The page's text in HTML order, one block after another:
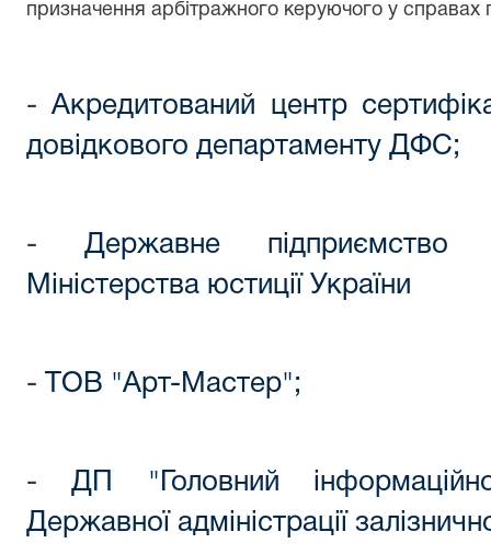
призначення арбітражного керуючого у справах
-Акредитований центр
довідкового департаменту ДФС;
- Державне підприємство
Міністерства юстиції України
- ТОВ "Арт-Мастер";
-ДП "Головний
Державної адміністрації